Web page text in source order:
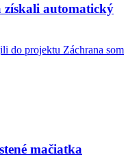
automatický
do projektu Záchrana som
mačiatka